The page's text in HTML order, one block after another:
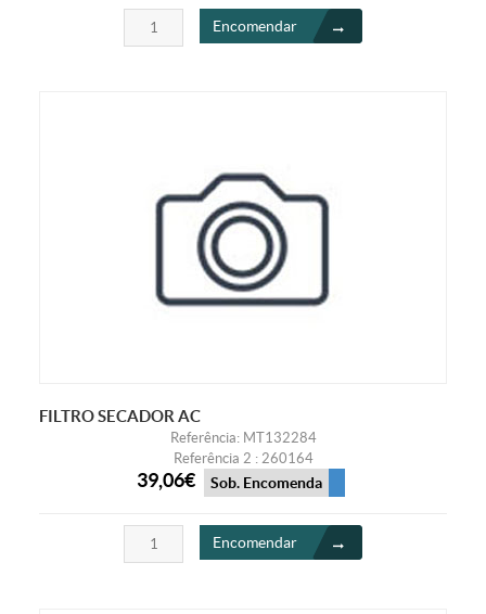
Encomendar
FILTRO SECADOR AC
Referência: MT132284
Referência 2 : 260164
39,06€ Sob. Encomenda
Encomendar